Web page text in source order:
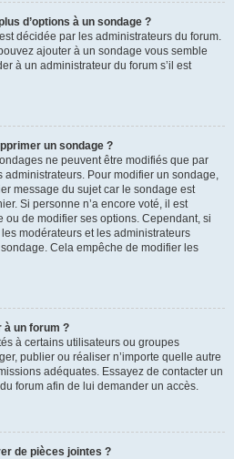
d’options à un sondage ?
décidée par les administrateurs du forum.
ajouter à un sondage vous semble
à un administrateur du forum s’il est
un sondage ?
ne peuvent être modifiés que par
administrateurs. Pour modifier un sondage,
message du sujet car le sondage est
Si personne n’a encore voté, il est
de modifier ses options. Cependant, si
modérateurs et les administrateurs
Cela empêche de modifier les
à un forum ?
à certains utilisateurs ou groupes
publier ou réaliser n’importe quelle autre
adéquates. Essayez de contacter un
forum afin de lui demander un accès.
de pièces jointes ?